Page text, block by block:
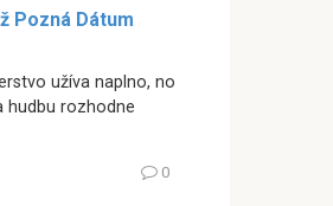
Pozná Dátum
užíva naplno, no
hudbu rozhodne
0